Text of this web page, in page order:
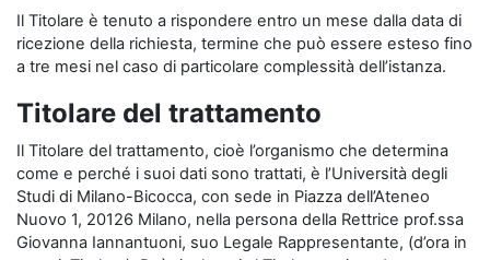
Il Titolare è tenuto a rispondere entro un mese dalla data di
ricezione della richiesta, termine che può essere esteso fino
a tre mesi nel caso di particolare complessità dell’istanza.
Titolare del trattamento
Il Titolare del trattamento, cioè l’organismo che determina
come e perché i suoi dati sono trattati, è l’Università degli
Studi di Milano-Bicocca, con sede in Piazza dell’Ateneo
Nuovo 1, 20126 Milano, nella persona della Rettrice prof.ssa
Giovanna Iannantuoni, suo Legale Rappresentante, (d’ora in